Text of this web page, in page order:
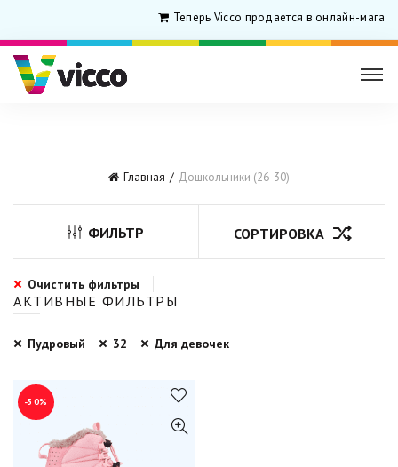
Теперь Vicco продается в онлайн-
Главная Дошкольники (26-30)
ФИЛЬТР СОРТИРОВКА
Очистить фильтры
АКТИВНЫЕ ФИЛЬТРЫ
Пудровый 32 Для девочек
-50%